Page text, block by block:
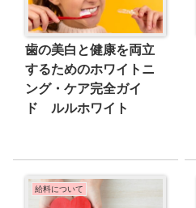
歯の美白と健康を両立
するためのホワイトニ
ング・ケア完全ガイ
ド ルルホワイト
給料について